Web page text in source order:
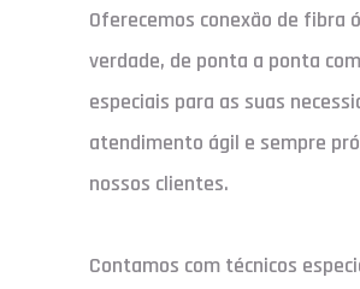
Oferecemos conexão de fibra
verdade, de ponta a ponta
especiais para as suas
atendimento ágil e sempre
nossos clientes.
Contamos com técnicos